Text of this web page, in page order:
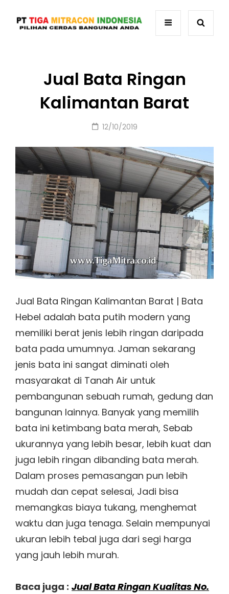
Jual Bata Ringan
Kalimantan Barat
Posted
12/10/2019
Jual Bata Ringan Kalimantan Barat | Bata
Hebel adalah bata putih modern yang
memiliki berat jenis lebih ringan daripada
bata pada umumnya. Jaman sekarang
jenis bata ini sangat diminati oleh
masyarakat di Tanah Air untuk
pembangunan sebuah rumah, gedung dan
bangunan lainnya. Banyak yang memilih
bata ini ketimbang bata merah, Sebab
ukurannya yang lebih besar, lebih kuat dan
juga lebih ringan dibanding bata merah.
Dalam proses pemasangan pun lebih
mudah dan cepat selesai, Jadi bisa
memangkas biaya tukang, menghemat
waktu dan juga tenaga. Selain mempunyai
ukuran lebih tebal juga dari segi harga
yang jauh lebih murah.
Baca juga : Jual Bata Ringan Kualitas No.